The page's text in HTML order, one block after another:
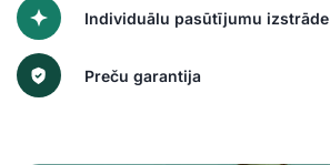
Individuālu pasūtījumu izstrāde
Preču garantija